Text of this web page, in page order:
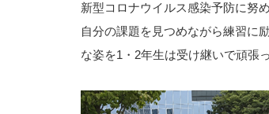
新型コロナウイルス感染予防に努
自分の課題を見つめながら練習に
な姿を1・2年生は受け継いで頑張